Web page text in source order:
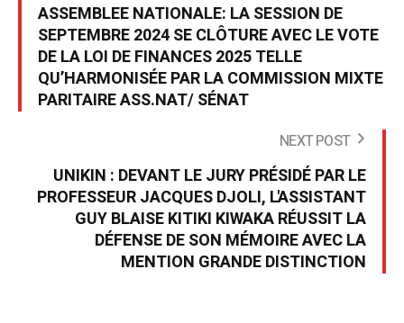
ASSEMBLEE NATIONALE: LA SESSION DE
SEPTEMBRE 2024 SE CLÔTURE AVEC LE VOTE
DE LA LOI DE FINANCES 2025 TELLE
QU’HARMONISÉE PAR LA COMMISSION MIXTE
PARITAIRE ASS.NAT/ SÉNAT
NEXT POST
UNIKIN : DEVANT LE JURY PRÉSIDÉ PAR LE
PROFESSEUR JACQUES DJOLI, L'ASSISTANT
GUY BLAISE KITIKI KIWAKA RÉUSSIT LA
DÉFENSE DE SON MÉMOIRE AVEC LA
MENTION GRANDE DISTINCTION